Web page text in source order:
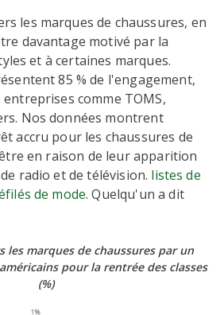
les marques de chaussures, en
davantage motivé par la
et à certaines marques.
85 % de l'engagement,
comme TOMS,
Nos données montrent
accru pour les chaussures de
en raison de leur apparition
radio et de télévision. listes de
de mode. Quelqu'un a dit
les marques de chaussures par un
pour la rentrée des classes
(%)